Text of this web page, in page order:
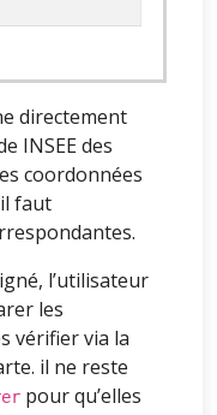
directement
INSEE des
coordonnées
faut
l’utilisateur
les
vérifier via la
il ne reste
pour qu’elles